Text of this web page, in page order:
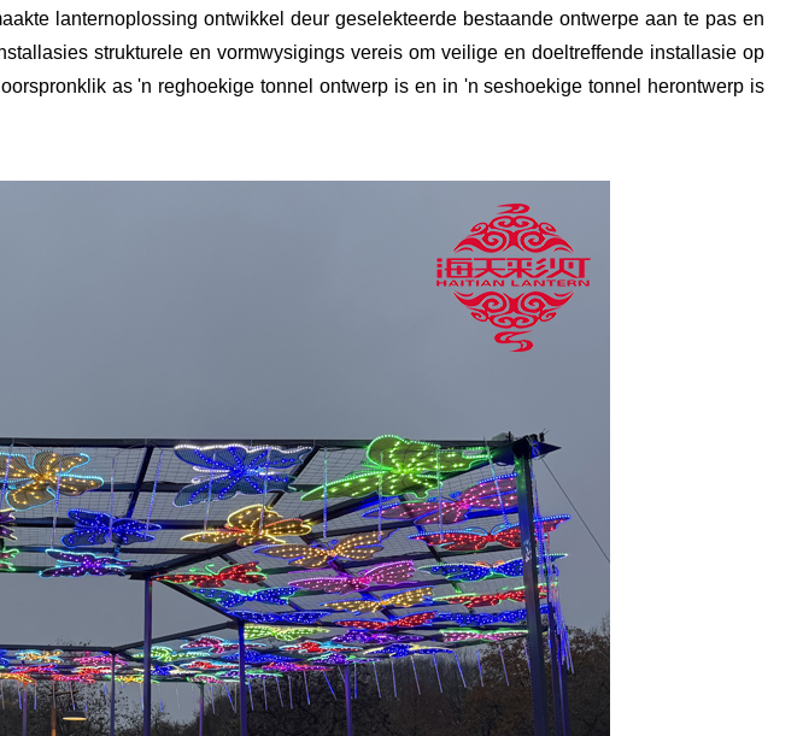
lanternoplossing ontwikkel deur geselekteerde bestaande ontwerpe aan te pas en
strukturele en vormwysigings vereis om veilige en doeltreffende installasie op
as 'n reghoekige tonnel ontwerp is en in 'n seshoekige tonnel herontwerp is